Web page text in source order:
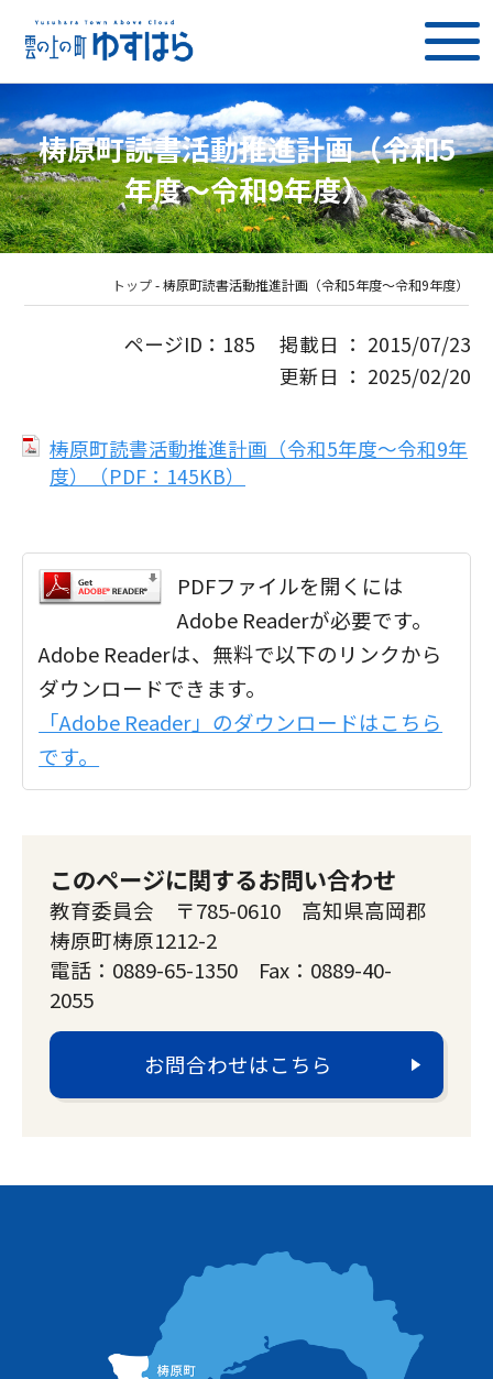
梼原町読書活動推進計画（令和5
年度〜令和9年度）
トップ-梼原町読書活動推進計画（令和5年度〜令和9年度）
ページID：185 掲載日 ： 2015/07/23
更新日 ： 2025/02/20
梼原町読書活動推進計画（令和5年度～令和9年
度）（PDF：145KB）
PDFファイルを開くには
Adobe Readerが必要です。
Adobe Readerは、無料で以下のリンクから
ダウンロードできます。
「Adobe Reader」のダウンロードはこちら
です。
このページに関するお問い合わせ
教育委員会 〒785-0610 高知県高岡郡
梼原町梼原1212-2
電話：0889-65-1350 Fax：0889-40-
2055
お問合わせはこちら